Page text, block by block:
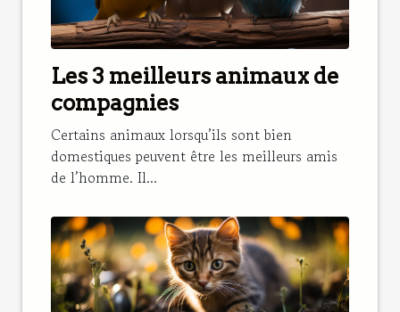
Les 3 meilleurs animaux de
compagnies
Certains animaux lorsqu’ils sont bien
domestiques peuvent être les meilleurs amis
de l’homme. Il...